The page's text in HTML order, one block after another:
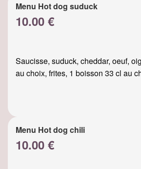
Menu Hot dog suduck
10.00 €
Saucisse, suduck, cheddar, oeuf,
au choix, frites, 1 boisson 33 cl au
Menu Hot dog chili
10.00 €